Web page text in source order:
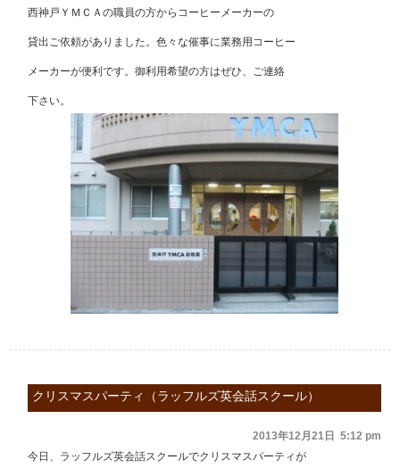
西神戸ＹＭＣＡの職員の方からコーヒーメーカーの
貸出ご依頼がありました。色々な催事に業務用コーヒー
メーカーが便利です。御利用希望の方はぜひ、ご連絡
下さい。
クリスマスパーティ（ラッフルズ英会話スクール）
2013年12月21日 5:12 pm
今日、ラッフルズ英会話スクールでクリスマスパーティが